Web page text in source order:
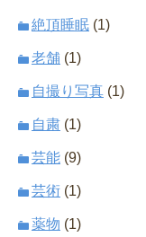
絶頂睡眠 (1)
老舗 (1)
自撮り写真 (1)
自粛 (1)
芸能 (9)
芸術 (1)
薬物 (1)